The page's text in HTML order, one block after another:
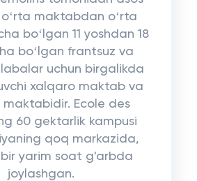
maktabdan oʻrta
boʻlgan 11 yoshdan 18
boʻlgan frantsuz va
uchun birgalikda
xalqaro maktab va
Ecole des
60 gektarlik kampusi
qoq markazida,
bir yarim soat g'arbda
joylashgan.